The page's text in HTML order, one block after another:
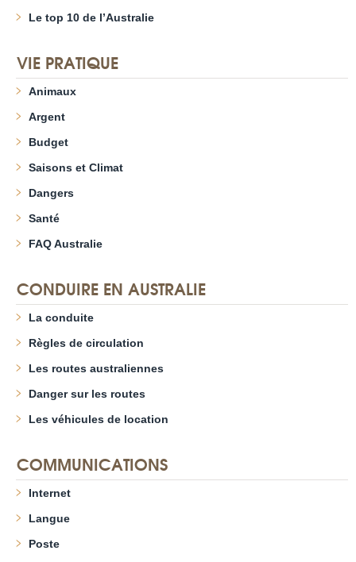
Le top 10 de l’Australie
VIE PRATIQUE
Animaux
Argent
Budget
Saisons et Climat
Dangers
Santé
FAQ Australie
CONDUIRE EN AUSTRALIE
La conduite
Règles de circulation
Les routes australiennes
Danger sur les routes
Les véhicules de location
COMMUNICATIONS
Internet
Langue
Poste